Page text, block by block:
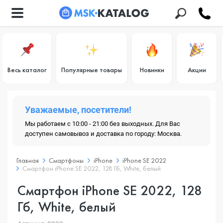
Весь каталог Популярные товары Новинки Акции
Уважаемые, посетители!
Мы работаем с 10:00 - 21:00 без выходных. Для Вас
доступен самовывоз и доставка по городу: Москва.
Главная Смартфоны iPhone
iPhone SE 2022
Смартфон iPhone SE 2022, 128 Гб, White, белый
Смартфон iPhone SE 2022, 128
Гб, White, белый